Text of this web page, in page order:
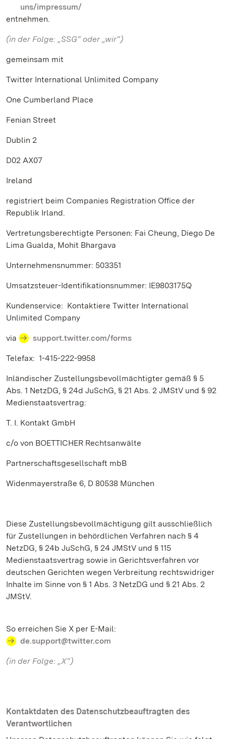
uns/impressum/
entnehmen.
(in der Folge: „SSG“ oder „wir“)
gemeinsam mit
Twitter International Unlimited Company
One Cumberland Place
Fenian Street
Dublin 2
D02 AX07
Ireland
registriert beim Companies Registration Office der
Republik Irland.
Vertretungsberechtigte Personen: Fai Cheung, Diego De
Lima Gualda, Mohit Bhargava
Unternehmensnummer: 503351
Umsatzsteuer-Identifikationsnummer: IE9803175Q
Kundenservice: Kontaktiere Twitter International
Unlimited Company
via support.twitter.com/forms
Telefax: 1-415-222-9958
Inländischer Zustellungsbevollmächtigter gemäß § 5
Abs. 1 NetzDG, § 24d JuSchG, § 21 Abs. 2 JMStV und § 92
Medienstaatsvertrag:
T. I. Kontakt GmbH
c/o von BOETTICHER Rechtsanwälte
Partnerschaftsgesellschaft mbB
Widenmayerstraße 6, D 80538 München
Diese Zustellungsbevollmächtigung gilt ausschließlich
für Zustellungen in behördlichen Verfahren nach § 4
NetzDG, § 24b JuSchG, § 24 JMStV und § 115
Medienstaatsvertrag sowie in Gerichtsverfahren vor
deutschen Gerichten wegen Verbreitung rechtswidriger
Inhalte im Sinne von § 1 Abs. 3 NetzDG und § 21 Abs. 2
JMStV.
So erreichen Sie X per E-Mail:
de.support@twitter.com
(in der Folge: „X“)
Kontaktdaten des Datenschutzbeauftragten des
Verantwortlichen